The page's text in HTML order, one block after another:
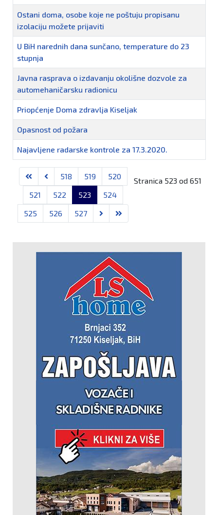
Ostani doma, osobe koje ne poštuju propisanu
izolaciju možete prijaviti
U BiH narednih dana sunčano, temperature do 23
stupnja
Javna rasprava o izdavanju okolišne dozvole za
automehaničarsku radionicu
Priopćenje Doma zdravlja Kiseljak
Opasnost od požara
Najavljene radarske kontrole za 17.3.2020.
Stranica 523 od 651
518 519
520
521
522 523
524
525
526 527